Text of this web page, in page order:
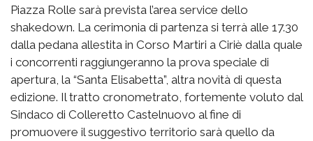
Piazza Rolle sarà prevista l’area service dello
shakedown. La cerimonia di partenza si terrà alle 17.30
dalla pedana allestita in Corso Martiri a Ciriè dalla quale
i concorrenti raggiungeranno la prova speciale di
apertura, la “Santa Elisabetta”, altra novità di questa
edizione. Il tratto cronometrato, fortemente voluto dal
Sindaco di Colleretto Castelnuovo al fine di
promuovere il suggestivo territorio sarà quello da